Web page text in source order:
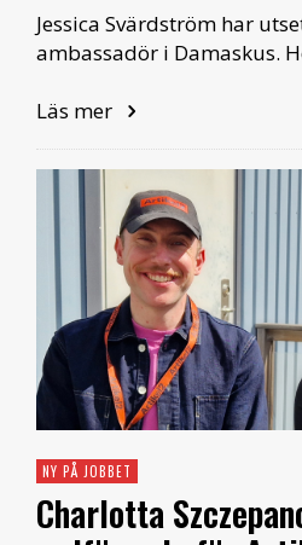
Jessica Svärdström har
ambassadör i Damaskus.
Läs mer
NY PÅ JOBBET
Charlotta